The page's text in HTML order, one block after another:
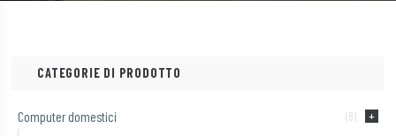
CATEGORIE DI PRODOTTO
Computer domestici (8)